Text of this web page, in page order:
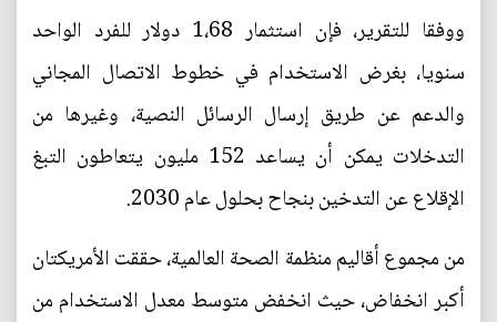
ووفقا للتقرير، فإن استثمار 1،68 دولار للفرد الواحد
سنويا، بغرض الاستخدام في خطوط الاتصال المجاني
والدعم عن طريق إرسال الرسائل النصية، وغيرها من
التدخلات يمكن أن يساعد 152 مليون يتعاطون التبغ
الإقلاع عن التدخين بنجاح بحلول عام 2030.
من مجموع أقاليم منظمة الصحة العالمية، حققت الأمريكتان
أكبر انخفاض، حيث انخفض متوسط معدل الاستخدام من